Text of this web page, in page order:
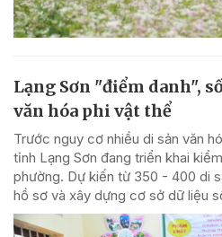
Lạng Sơn "điểm danh",
văn hóa phi vật thể
Trước nguy cơ nhiều di sản văn
tỉnh Lạng Sơn đang triển khai
phường. Dự kiến từ 350 - 400 di
hồ sơ và xây dựng cơ sở dữ liệu